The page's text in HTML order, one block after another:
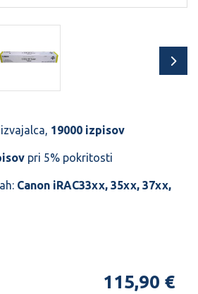
19000 izpisov
pri 5% pokritosti
Canon iRAC33xx, 35xx, 37xx,
115,90 €